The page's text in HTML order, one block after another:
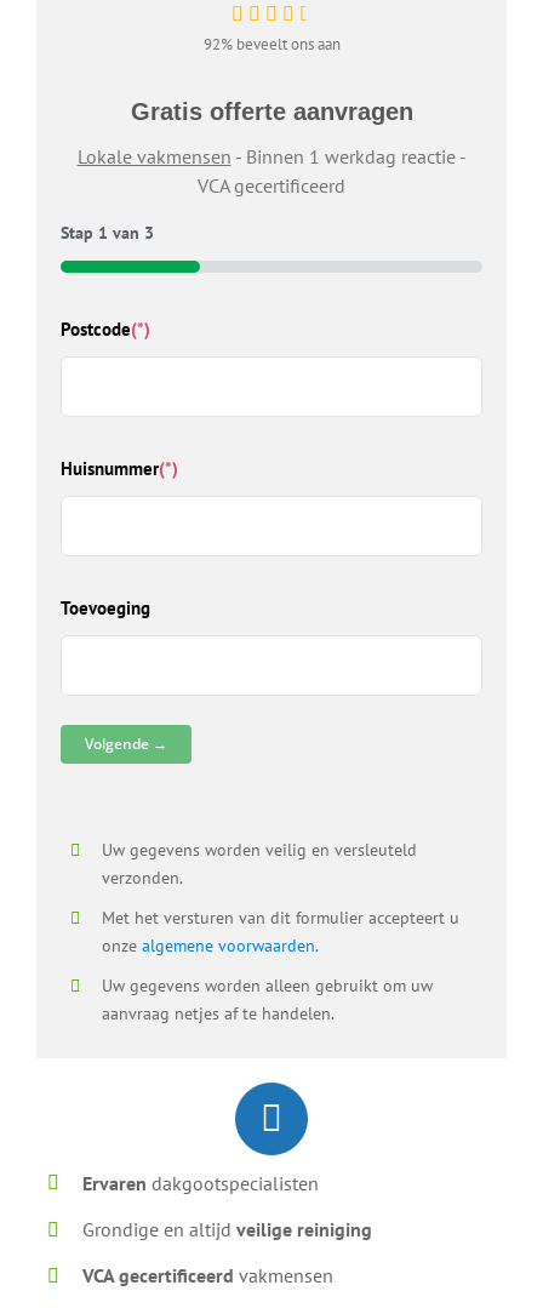
92% beveelt ons aan
Gratis offerte aanvragen
Lokale vakmensen - Binnen 1 werkdag reactie -
VCA gecertificeerd
Stap 1 van 3
33%
Postcode(*)
Huisnummer(*)
Toevoeging
Uw gegevens worden veilig en versleuteld
verzonden.
Met het versturen van dit formulier accepteert u
onze algemene voorwaarden.
Uw gegevens worden alleen gebruikt om uw
aanvraag netjes af te handelen.
Ervaren dakgootspecialisten
Grondige en altijdveilige reiniging
VCA gecertificeerdvakmensen